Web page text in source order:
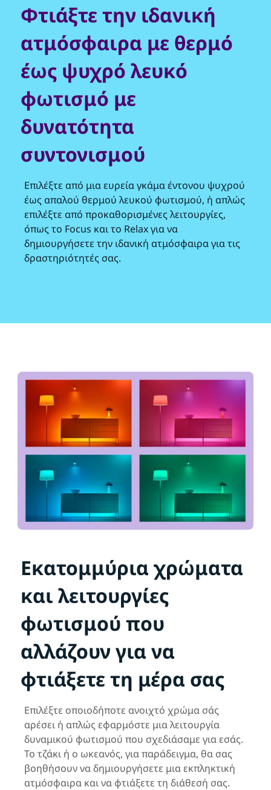
Φτιάξτε την ιδανική
ατμόσφαιρα με θερμό
έως ψυχρό λευκό
φωτισμό με
δυνατότητα
συντονισμού
Επιλέξτε από μια ευρεία γκάμα έντονου ψυχρού
έως απαλού θερμού λευκού φωτισμού, ή απλώς
επιλέξτε από προκαθορισμένες λειτουργίες,
όπως το Focus και το Relax για να
δημιουργήσετε την ιδανική ατμόσφαιρα για τις
δραστηριότητές σας.
Εκατομμύρια χρώματα
και λειτουργίες
φωτισμού που
αλλάζουν για να
φτιάξετε τη μέρα σας
Επιλέξτε οποιοδήποτε ανοιχτό χρώμα σάς
αρέσει ή απλώς εφαρμόστε μια λειτουργία
δυναμικού φωτισμού που σχεδιάσαμε για εσάς.
Το τζάκι ή ο ωκεανός, για παράδειγμα, θα σας
βοηθήσουν να δημιουργήσετε μια εκπληκτική
ατμόσφαιρα και να φτιάξετε τη διάθεσή σας.